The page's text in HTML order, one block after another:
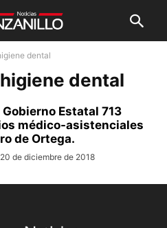
dental
dental
Estatal 713
médico-asistenciales
de Ortega.
20 de diciembre de 2018